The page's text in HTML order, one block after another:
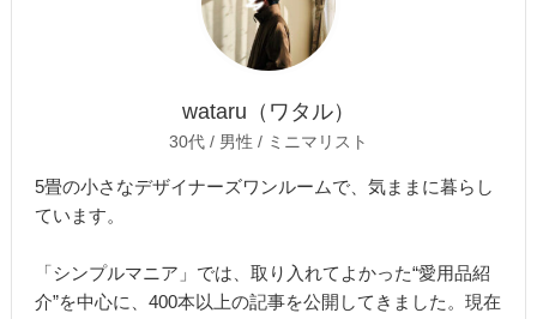
wataru（ワタル）
30代 / 男性 / ミニマリスト
5畳の小さなデザイナーズワンルームで、気ままに暮らし
ています。
「シンプルマニア」では、取り入れてよかった“愛用品紹
介”を中心に、400本以上の記事を公開してきました。現在